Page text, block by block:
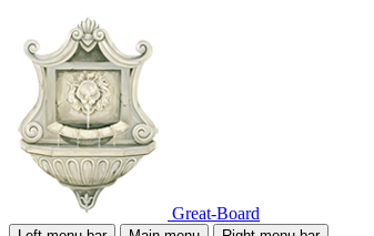
Great-Board